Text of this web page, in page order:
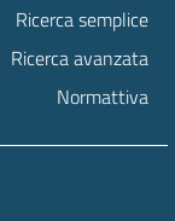
Ricerca semplice
Ricerca avanzata
Normattiva